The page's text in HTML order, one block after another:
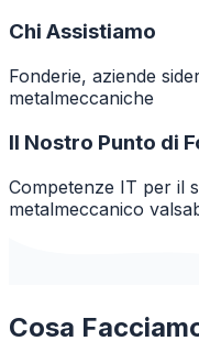
Chi Assistiamo
Fonderie, aziende
metalmeccaniche
Il Nostro Punto di
Competenze IT per il
metalmeccanico
Cosa